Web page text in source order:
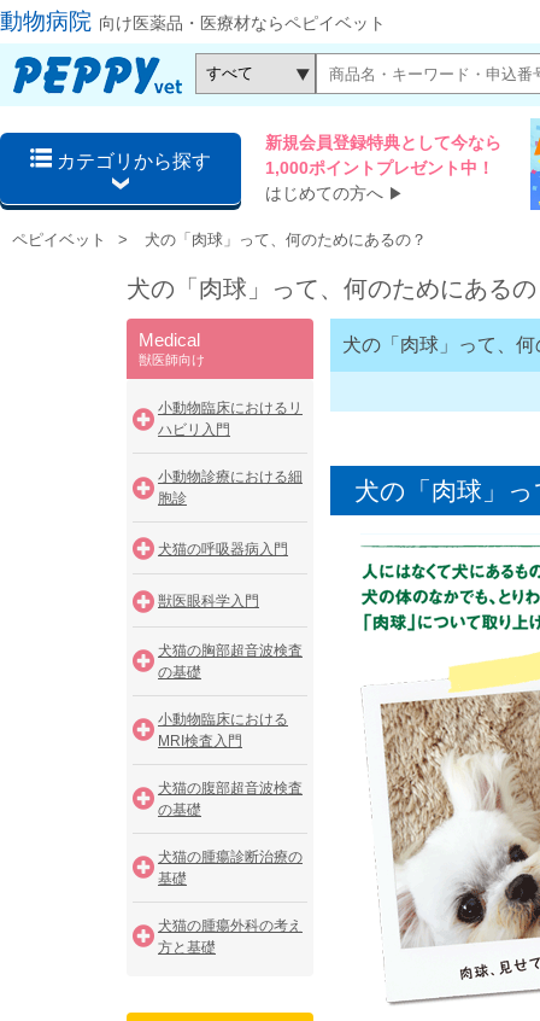
動物病院 向け医薬品・医療材ならペピイベット
カテゴリから探す
新規会員登録特典として今なら
1,000ポイントプレゼント中！
はじめての方へ ▶
ペピイベット 犬の「肉球」って、何のためにあるの？
犬の「肉球」って、何のためにある
Medical
獣医師向け
小動物臨床におけるリ
ハビリ入門
小動物診療における細
胞診
犬猫の呼吸器病入門
獣医眼科学入門
犬猫の胸部超音波検査
の基礎
小動物臨床における
MRI検査入門
犬猫の腹部超音波検査
の基礎
犬猫の腫瘍診断治療の
基礎
犬猫の腫瘍外科の考え
方と基礎
犬の「肉球」って、
犬の「肉球」